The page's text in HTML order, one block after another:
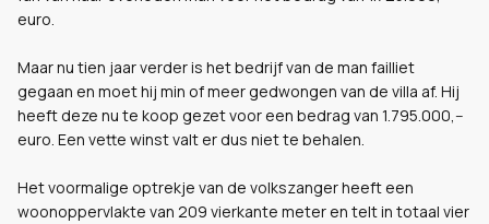
euro.
Maar nu tien jaar verder is het bedrijf van de man failliet
gegaan en moet hij min of meer gedwongen van de villa af. Hij
heeft deze nu te koop gezet voor een bedrag van 1.795.000,--
euro. Een vette winst valt er dus niet te behalen.
Het voormalige optrekje van de volkszanger heeft een
woonoppervlakte van 209 vierkante meter en telt in totaal vier